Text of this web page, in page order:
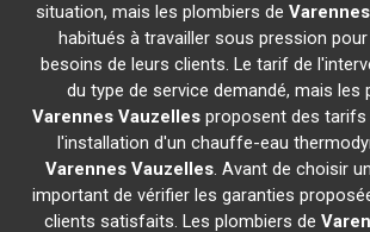
situation, mais les plombiers de
habitués à travailler sous pression
besoins de leurs clients. Le tarif de
du type de service demandé, mais les
Varennes Vauzellesproposent des
l'installation d'un chauffe-eau
Varennes Vauzelles. Avant de choisir
important de vérifier les garanties
clients satisfaits. Les plombiers de